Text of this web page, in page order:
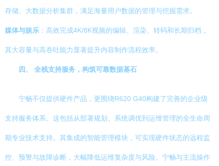
存储、大数据分析集群，满足海量用户数据的管理与挖掘需求。
媒体与娱乐 ：高效完成4K/8K视频的编辑、渲染、转码和长期归档，
其大容量与高吞吐能力显著提升内容制作流程效率。
四、 全栈支持服务，构筑可靠数据基石
宁畅不仅提供硬件产品，更围绕R620 G40构建了完善的企业级
支持服务体系。这包括从部署规划、系统调优到运维管理的全生命周
期专业技术支持。其集成的智能管理模块，可实现硬件状态的远程监
控、预警与故障诊断，大幅降低运维复杂度与风险。宁畅与主流操作